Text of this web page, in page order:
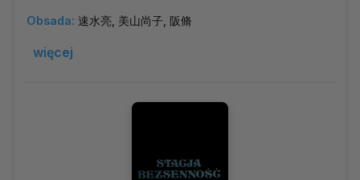
Obsada: 速水亮, 美山尚子, 阪脩
więcej